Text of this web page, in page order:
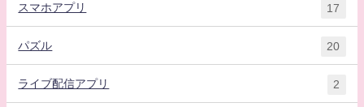
スマホアプリ 17
パズル 20
ライブ配信アプリ 2